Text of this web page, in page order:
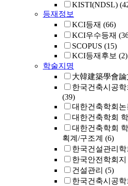
KISTI(NDSL)
등재정보
KCI등재 (66)
KCI우수등재
SCOPUS (15)
KCI등재후보 (2)
학술지명
大韓建築學會
한국건축시공
(39)
대한건축학회논
대한건축학회
대한건축학회
획계/구조계 (6)
한국건설관리학
한국안전학회지
건설관리 (5)
한국건축시공학